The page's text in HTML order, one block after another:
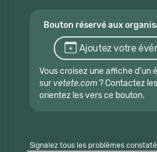
Bouton réservé aux
Ajoutez votre
Vous croisez une affiche d'un
sur vetete.com? Contactez
orientez les vers ce bouton.
Signalez tous les problèmes